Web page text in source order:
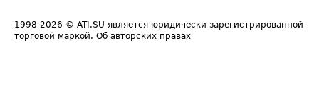
1998-2026 © ATI.SU является юридически зарегистрированной
торговой маркой. Об авторских правах